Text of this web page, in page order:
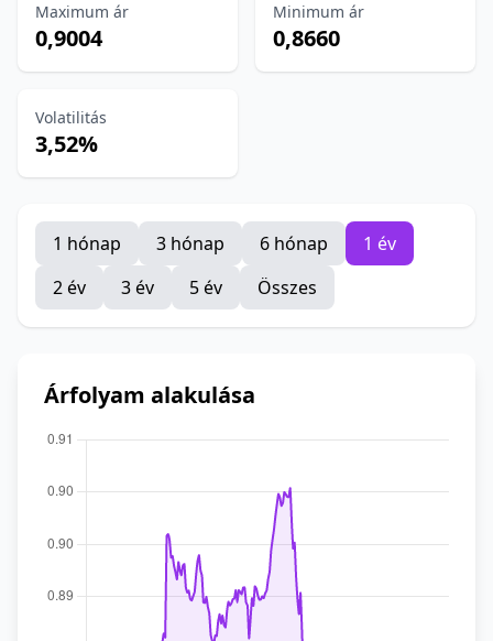
Maximum ár
0,9004
Minimum ár
0,8660
Volatilitás
3,52%
1 hónap 3 hónap 6 hónap
1 év
2 év
3 év 5 év Összes
Árfolyam alakulása